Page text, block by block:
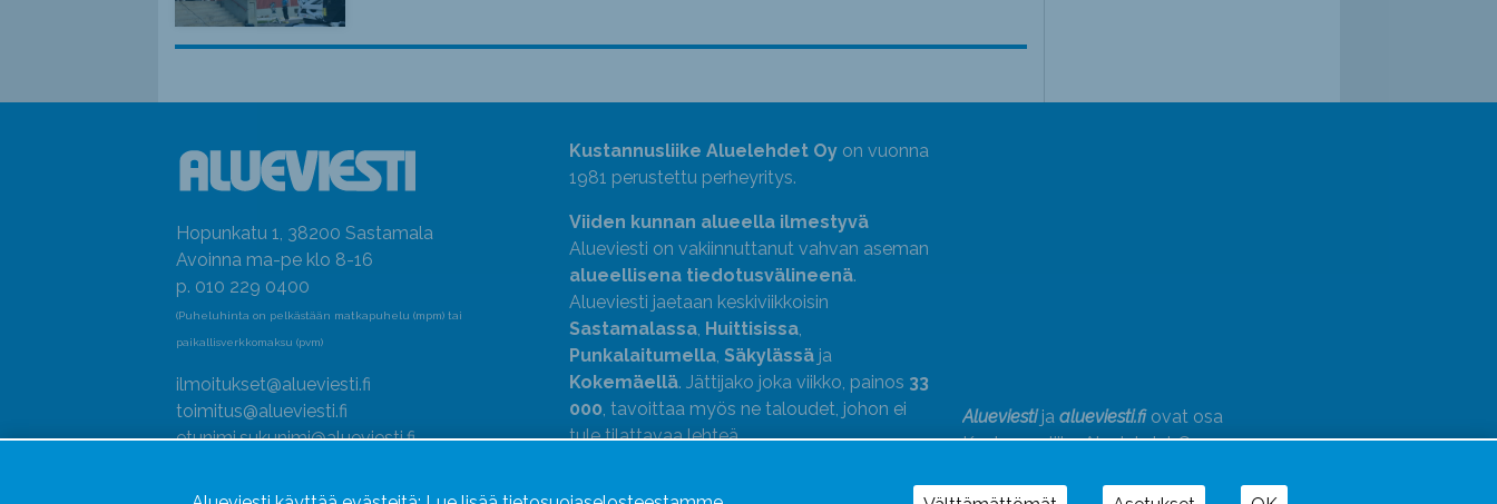
Hopunkatu 1, 38200 Sastamala
Avoinna ma-pe klo 8-16
p. 010 229 0400
(Puheluhinta on pelkästään matkapuhelu (mpm) tai
paikallisverkkomaksu (pvm)
ilmoitukset@alueviesti.fi
toimitus@alueviesti.fi
etunimi.sukunimi@alueviesti.fi
Kustannusliike Aluelehdet Oyon vuonna
1981 perustettu perheyritys.
Viiden kunnan alueella ilmestyvä
Alueviesti on vakiinnuttanut vahvan aseman
alueellisena tiedotusvälineenä.
Alueviesti jaetaan keskiviikkoisin
Sastamalassa, Huittisissa,
Punkalaitumella, Säkylässäja
Kokemäellä. Jättijako joka viikko, painos 33
000 , tavoittaa myös ne taloudet, johon ei
tule tilattavaa lehteä.
Alueviestija alueviesti.fiovat osa
Kustannusliike Aluelehdet Oy –
kokonaisuuden täydentävät Alueradiot